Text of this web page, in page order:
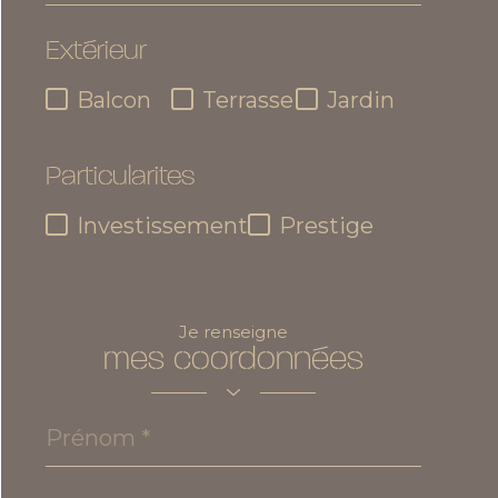
max
Extérieur
Balcon Terrasse Jardin
Particularites
Investissement Prestige
Je renseigne
mes coordonnées
Prénom